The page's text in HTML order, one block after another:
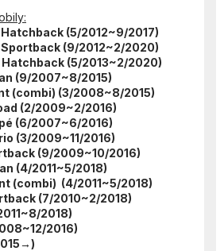
Hatchback (5/2012~9/2017)
Sportback (9/2012~2/2020)
Hatchback (5/2013~2/2020)
(9/2007~8/2015)
(combi) (3/2008~8/2015)
(2/2009~2/2016)
(6/2007~6/2016)
(3/2009~11/2016)
(9/2009~10/2016)
(4/2011~5/2018)
(combi) (4/2011~5/2018)
(7/2010~2/2018)
2018)
2016)